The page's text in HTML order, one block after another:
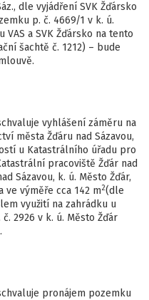
dle vyjádření SVK Žďársko
p. č. 4669/1 v k. ú.
a SVK Žďársko na tento
šachtě č. 1212) – bude
vyhlášení záměru na
města Žďáru nad Sázavou,
u Katastrálního úřadu pro
pracoviště Žďár nad
Sázavou, k. ú. Město Žďár,
ve výměře cca 142 m2(dle
využití na zahrádku u
2926 v k. ú. Město Žďár
pronájem pozemku